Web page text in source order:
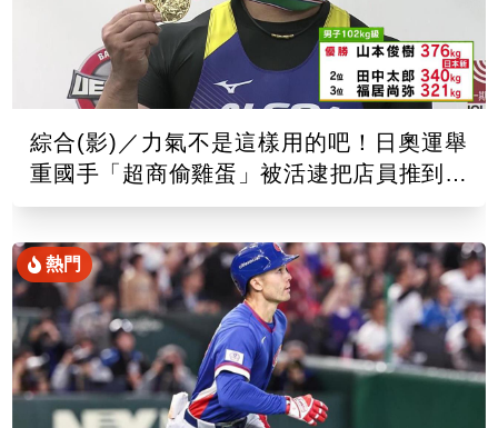
綜合(影)／力氣不是這樣用的吧！日奧運舉
重國手「超商偷雞蛋」被活逮把店員推到骨
折
熱門